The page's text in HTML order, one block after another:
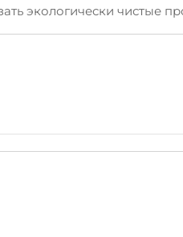
экологически чистые
американский пул,